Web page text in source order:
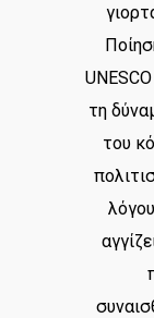
τη
του